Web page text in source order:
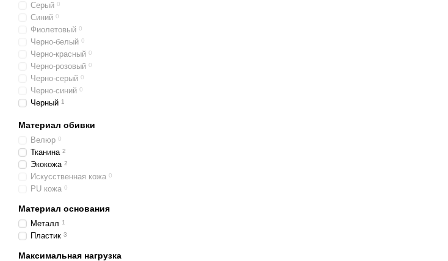
Серый 0
Синий 0
Фиолетовый 0
Черно-белый 0
Черно-красный 0
Черно-розовый 0
Черно-серый 0
Черно-синий 0
Черный 1
Розово-белый 1
Материал обивки
Велюр 0
Тканина 2
Экокожа 2
Искусственная кожа 0
PU кожа 0
Материал основания
Металл 1
Пластик 3
Максимальная нагрузка